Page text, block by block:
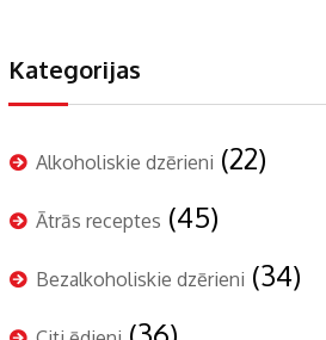
Kategorijas
Alkoholiskie dzērieni (22)
Ātrās receptes (45)
Bezalkoholiskie dzērieni (34)